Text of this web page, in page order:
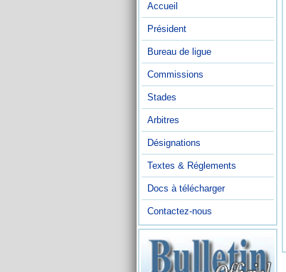
Accueil
Président
Bureau de ligue
Commissions
Stades
Arbitres
Désignations
Textes & Réglements
Docs à télécharger
Contactez-nous